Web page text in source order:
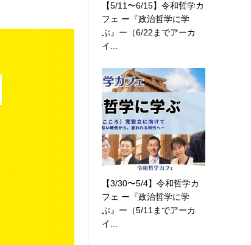
【5/11〜6/15】令和哲学カ
フェ ー『政治哲学に学
ぶ』ー（6/22までアーカ
イ...
【3/30〜5/4】令和哲学カ
フェ ー『政治哲学に学
ぶ』ー（5/11までアーカ
イ...